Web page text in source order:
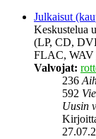
Julkaisut
Keskustelua
(LP, CD,
FLAC, WAV
Valvojat:
236
592
Uusin